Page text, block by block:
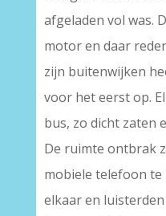
afgeladen vol was.
motor en daar
zijn buitenwijken
voor het eerst op.
bus, zo dicht zaten
De ruimte ontbrak
mobiele telefoon te
elkaar en